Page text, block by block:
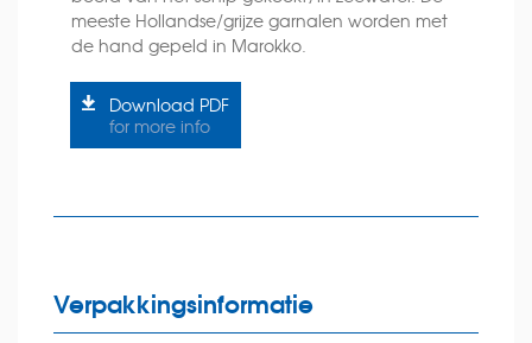
meeste Hollandse/grijze garnalen worden met
de hand gepeld in Marokko.
Download PDF
for more info
Verpakkingsinformatie